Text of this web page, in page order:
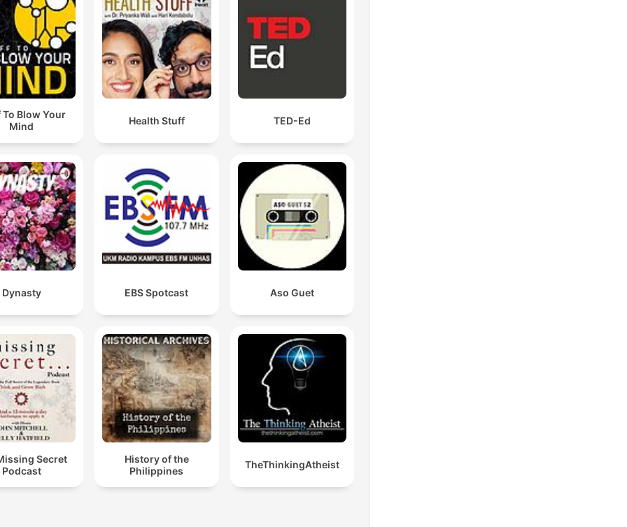
Blow Your
Mind
Health Stuff TED-Ed
Dynasty EBS Spotcast Aso Guet
Secret
Podcast
History of the
Philippines
TheThinkingAtheist